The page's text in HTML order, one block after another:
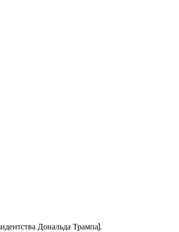
Дональда Трампа].